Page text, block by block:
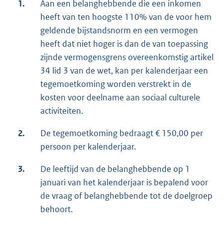
1.
Aan een belanghebbende die een inkomen
heeft van ten hoogste 110% van de voor hem
geldende bijstandsnorm en een vermogen
heeft dat niet hoger is dan de van toepassing
zijnde vermogensgrens overeenkomstig artikel
34 lid 3 van de wet, kan per kalenderjaar een
tegemoetkoming worden verstrekt in de
kosten voor deelname aan sociaal culturele
activiteiten.
2.
De tegemoetkoming bedraagt € 150,00 per
persoon per kalenderjaar.
3.
De leeftijd van de belanghebbende op 1
januari van het kalenderjaar is bepalend voor
de vraag of belanghebbende tot de doelgroep
behoort.